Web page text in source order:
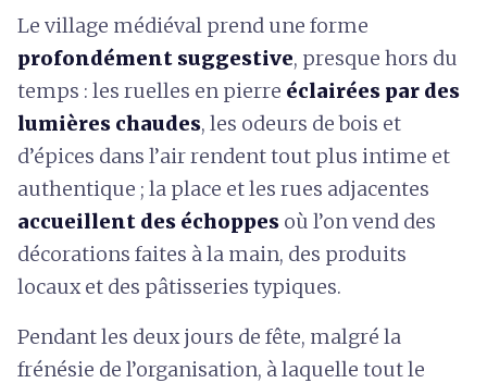
Le village médiéval prend une forme
profondément suggestive, presque hors du
temps : les ruelles en pierre éclairées par des
lumières chaudes, les odeurs de bois et
d’épices dans l’air rendent tout plus intime et
authentique ; la place et les rues adjacentes
accueillent des échoppes où l’on vend des
décorations faites à la main, des produits
locaux et des pâtisseries typiques.
Pendant les deux jours de fête, malgré la
frénésie de l’organisation, à laquelle tout le